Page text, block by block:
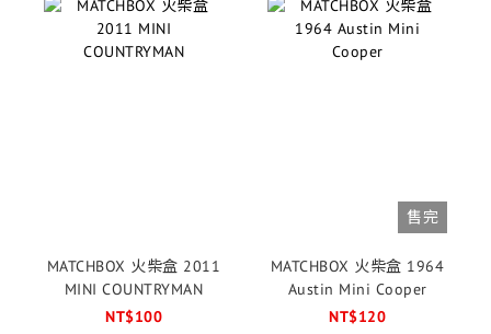
MATCHBOX 火柴盒 2011
MINI COUNTRYMAN
NT$100
售完
MATCHBOX 火柴盒 1964
Austin Mini Cooper
NT$120